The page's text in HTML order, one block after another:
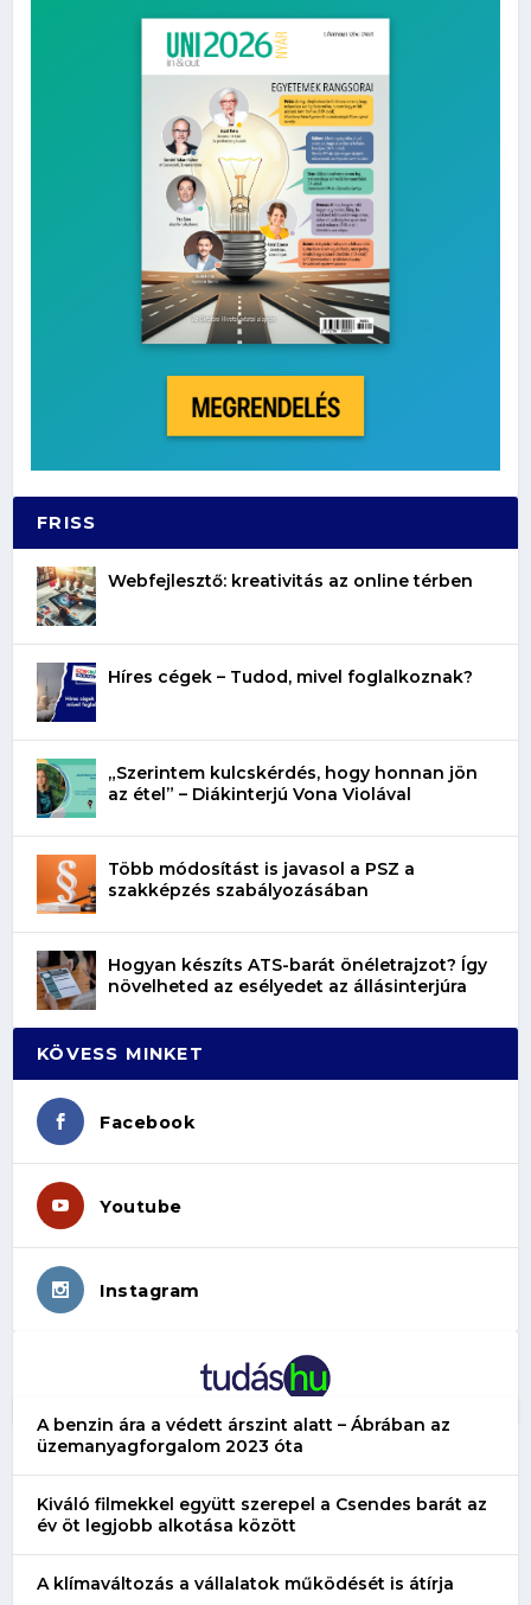
FRISS
Webfejlesztő: kreativitás az online térben
Híres cégek – Tudod, mivel foglalkoznak?
„Szerintem kulcskérdés, hogy honnan jön
az étel” – Diákinterjú Vona Violával
Több módosítást is javasol a PSZ a
szakképzés szabályozásában
Hogyan készíts ATS-barát önéletrajzot? Így
növelheted az esélyedet az állásinterjúra
KÖVESS MINKET
Facebook
Youtube
Instagram
A benzin ára a védett árszint alatt – Ábrában az
üzemanyagforgalom 2023 óta
Kiváló filmekkel együtt szerepel a Csendes barát az
év öt legjobb alkotása között
A klímaváltozás a vállalatok működését is átírja